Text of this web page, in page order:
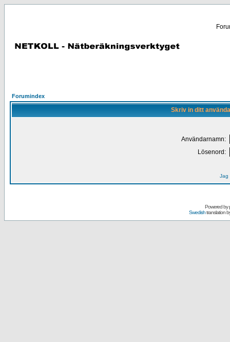
Forumindex
Skriv in ditt
Användarnamn:
Lösenord:
Jag
Powered by
Swedishtranslation